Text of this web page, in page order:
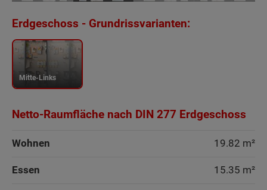
Erdgeschoss - Grundrissvarianten:
Mitte-Links
Netto-Raumfläche nach DIN 277 Erdgeschoss
Wohnen 19.82 m²
Essen 15.35 m²